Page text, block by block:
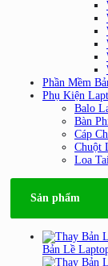
Phần Mềm
Phụ Kiện
Balo
Bàn
Cáp
Chuột
Loa
Sản phẩm
Bản Lề